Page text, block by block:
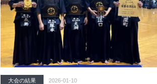
大会の結果 2026-01-10